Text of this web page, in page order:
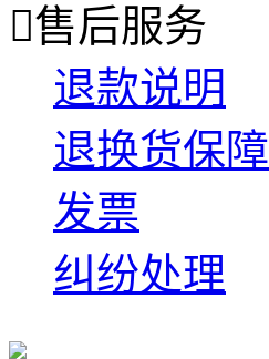
售后服务
退款说明
退换货保障
发票
纠纷处理